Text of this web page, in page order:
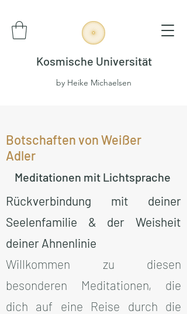
Kosmische Universität
by Heike Michaelsen
Botschaften von Weißer
Adler
Meditationen mit Lichtsprache
Rückverbindung mit deiner
Seelenfamilie & der Weisheit
deiner Ahnenlinie
Willkommen zu diesen
besonderen Meditationen, die
dich auf eine Reise durch die